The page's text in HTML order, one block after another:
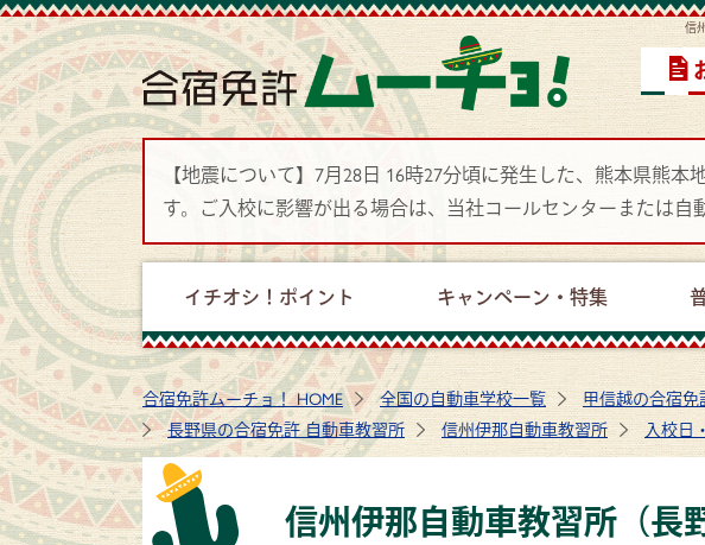
信
【地震について】7月28日 16時27分頃に発生した、熊本県熊
す。ご入校に影響が出る場合は、当社コールセンターまたは自
イチオシ！ポイント キャンペーン・特集
合宿免許ムーチョ！ HOME 全国の自動車学校一覧
甲信越の合宿
長野県の合宿免許 自動車教習所
信州伊那自動車教習所 入校日
信州伊那自動車教習所（長